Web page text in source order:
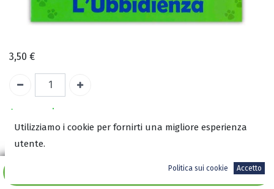
Aggiungi al carrello
3,50 €
A magazzino
COD: 2680
Utilizziamo i cookie per fornirti una migliore esperienza
utente.
Politica sui cookie Accetto